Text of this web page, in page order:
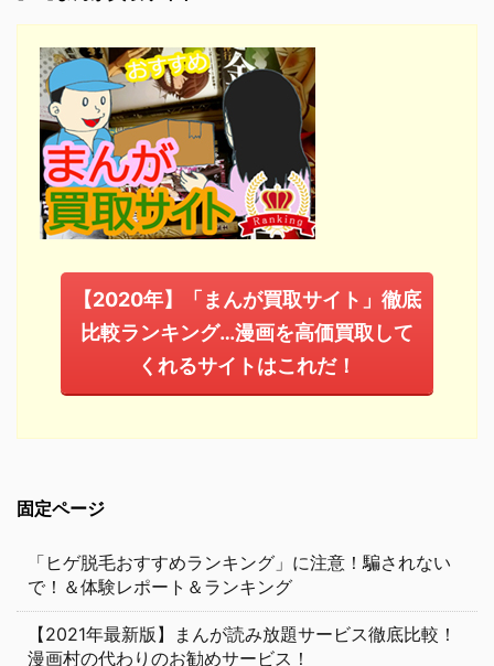
【2020年】「まんが買取サイト」徹底
比較ランキング…漫画を高価買取して
くれるサイトはこれだ！
固定ページ
「ヒゲ脱毛おすすめランキング」に注意！騙されない
で！＆体験レポート＆ランキング
【2021年最新版】まんが読み放題サービス徹底比較！
漫画村の代わりのお勧めサービス！